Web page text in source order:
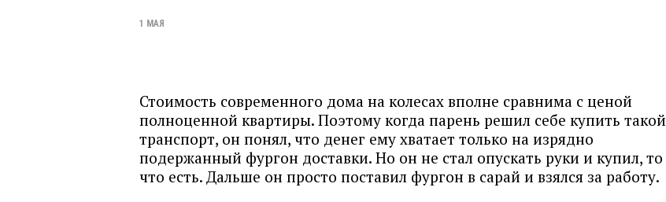
1 МАЯ
Стоимость современного дома на колесах вполне сравнима с ценой
полноценной квартиры. Поэтому когда парень решил себе купить такой
транспорт, он понял, что денег ему хватает только на изрядно
подержанный фургон доставки. Но он не стал опускать руки и купил, то
что есть. Дальше он просто поставил фургон в сарай и взялся за работу.